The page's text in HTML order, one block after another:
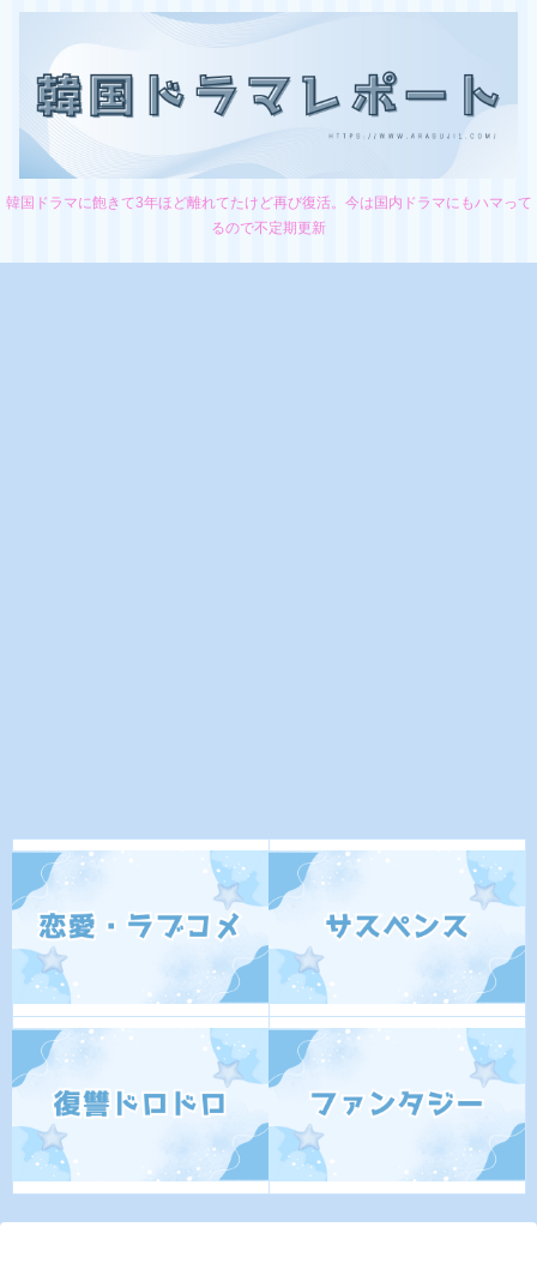
韓国ドラマに飽きて3年ほど離れてたけど再び復活。今は国内ドラマにもハマって
るので不定期更新